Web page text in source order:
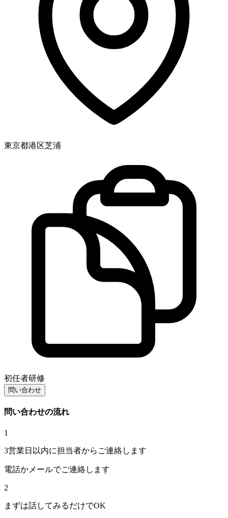
東京都港区芝浦
初任者研修
問い合わせ
問い合わせの流れ
1
3営業日以内に担当者からご連絡します
電話かメールでご連絡します
2
まずは話してみるだけでOK